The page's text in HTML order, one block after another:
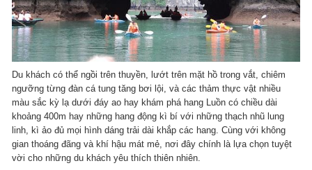
Du khách có thể ngồi trên thuyền, lướt trên mặt hồ trong vắt, chiêm
ngưỡng từng đàn cá tung tăng bơi lội, và các thảm thực vật nhiều
màu sắc kỳ lạ dưới đáy ao hay khám phá hang Luồn có chiều dài
khoảng 400m hay những hang động kì bí với những thạch nhũ lung
linh, kì ảo đủ mọi hình dáng trải dài khắp các hang. Cùng với không
gian thoáng đãng và khí hậu mát mẻ, nơi đây chính là lựa chọn tuyệt
vời cho những du khách yêu thích thiên nhiên.